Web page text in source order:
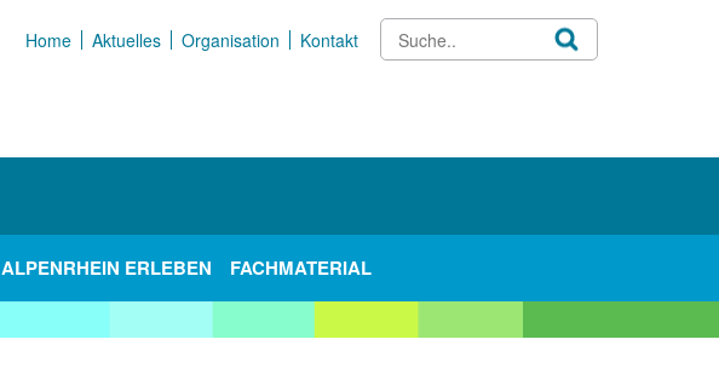
Home Aktuelles Organisation Kontakt
ALPENRHEIN ERLEBEN FACHMATERIAL